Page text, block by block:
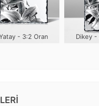
- 3:2 Oran Dikey -